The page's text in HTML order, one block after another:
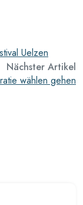
Uelzen
Nächster Artikel
wählen gehen